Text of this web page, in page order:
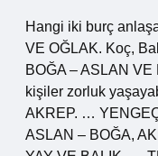
Hangi iki burç
VE OĞLAK. Koç,
BOĞA – ASLAN
kişiler zorluk
AKREP. …
ASLAN – BOĞA,